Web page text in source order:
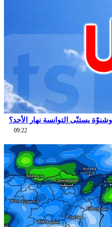
يستنّى التوانسة نهار الأحد؟
09:22